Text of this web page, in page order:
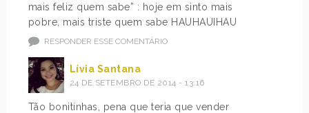
mais feliz quem sabe” : hoje em sinto mais
pobre, mais triste quem sabe HAUHAUIHAU
RESPONDER ESSE COMENTÁRIO
Lívia Santana
24 DE SETEMBRO DE 2014 - 13:16
Tão bonitinhas, pena que teria que vender